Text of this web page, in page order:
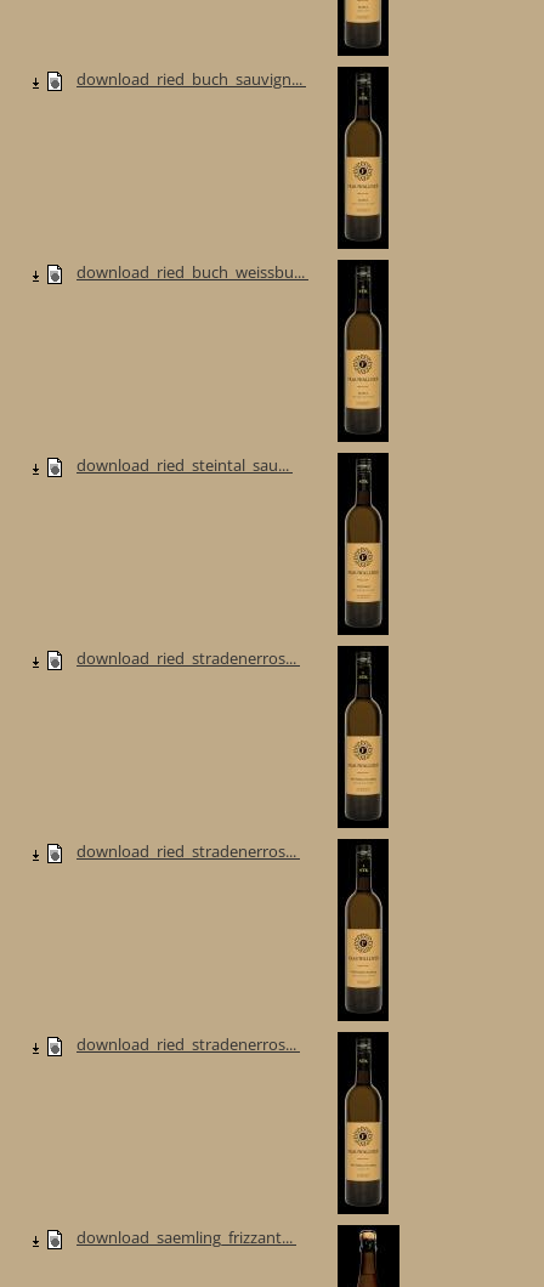
download_ried_buch_sauvign...
download_ried_buch_weissbu...
download_ried_steintal_sau...
download_ried_stradenerros...
download_ried_stradenerros...
download_ried_stradenerros...
download_saemling_frizzant...